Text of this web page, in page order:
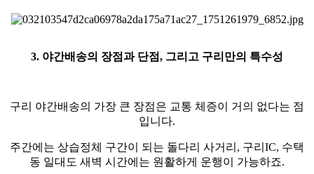
3. 야간배송의 장점과 단점, 그리고 구리만의 특수성
구리 야간배송의 가장 큰 장점은 교통 체증이 거의 없다는 점
입니다.
주간에는 상습정체 구간이 되는 돌다리 사거리, 구리IC, 수택
동 일대도 새벽 시간에는 원활하게 운행이 가능하죠.